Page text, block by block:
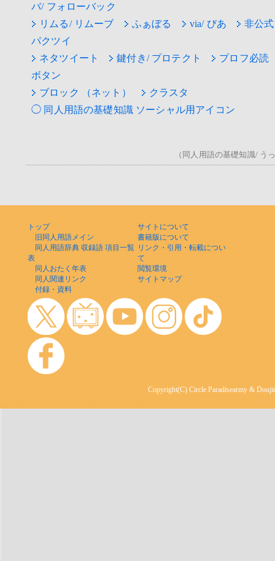
バ/ フォローバック
リムる/ リムーブ
ふぁぼる via/ びあ
非公
パクツイ
ネタツイート
鍵付き/ プロテクト
プロフ必読
ボタン
ブロック （ネット）
クラスタ
◯ 同人用語の基礎知識 ソーシャル用アイコン
（同人用語の基礎知識/ う
トップ
旧同人用語メイン
同人用語辞典 収録語 項目一覧
表
同人おたく年表
同人関連リンク
付録・資料
サイトについて
書籍版について
リンク・引用・転載につい
て
閲覧環境
サイトマップ
Copyright(C) Circle Paradisearmy &